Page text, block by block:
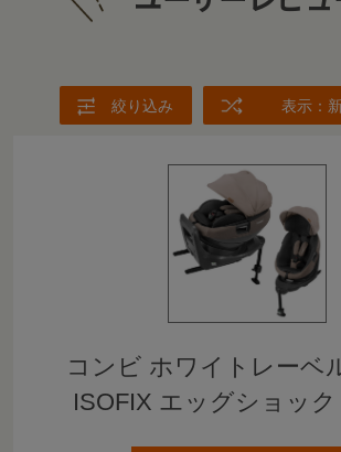
絞り込み 表示：
コンビ ホワイトレーベ
ISOFIX エッグショック